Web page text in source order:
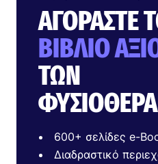
ΑΓΟΡΆΣΤΕ
ΒΙΒΛΊΟ
ΤΩΝ
600+ σελίδες e-
Διαδραστικό